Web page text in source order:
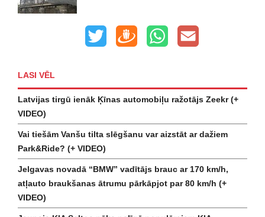
LASI VĒL
Latvijas tirgū ienāk Ķīnas automobiļu ražotājs Zeekr (+
VIDEO)
Vai tiešām Vanšu tilta slēgšanu var aizstāt ar dažiem
Park&Ride? (+ VIDEO)
Jelgavas novadā “BMW” vadītājs brauc ar 170 km/h,
atļauto braukšanas ātrumu pārkāpjot par 80 km/h (+
VIDEO)